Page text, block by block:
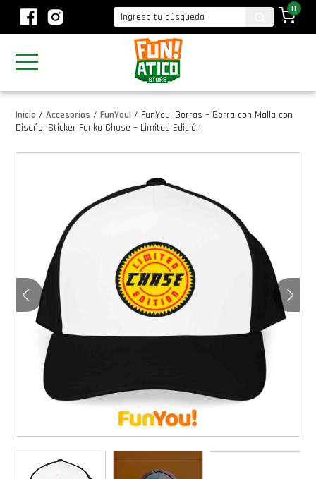
0
Inicio / Accesorios / FunYou! / FunYou! Gorras – Gorra con Malla con
Diseño: Sticker Funko Chase – Limited Edición